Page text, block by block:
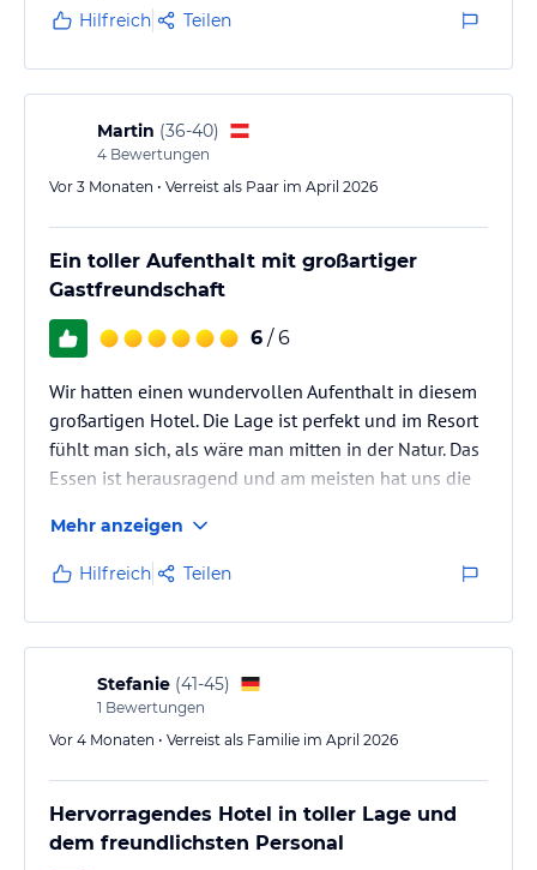
mit allem Komfort. Unsere Terrace Suite war
Klimaanlage ausgestattet.
Das Essen war ein absolutes Highlight: egal ob
Frühstück, Afternoon Tea oder Abendessen – jedes
Gericht war…
Hilfreich Teilen
Martin (36-40)
4 Bewertungen
Vor 3 Monaten • Verreist als Paar im April 2026
Ein toller Aufenthalt mit großartiger
Gastfreundschaft
6 / 6
Wir hatten einen wundervollen Aufenthalt in diesem
großartigen Hotel. Die Lage ist perfekt und im Resort
fühlt man sich, als wäre man mitten in der Natur. Das
Essen ist herausragend und am meisten hat uns die
Gastfreundschaft des Personals gefreut. Absolut
empfehlenswert. Matur suksma sareng sami!
Mehr anzeigen
Hilfreich Teilen
Stefanie (41-45)
1 Bewertungen
Vor 4 Monaten • Verreist als Familie im April 2026
Hervorragendes Hotel in toller Lage und
dem freundlichsten Personal